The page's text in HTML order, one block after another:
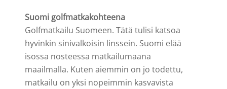
Suomi golfmatkakohteena
Golfmatkailu Suomeen. Tätä tulisi katsoa
hyvinkin sinivalkoisin linssein. Suomi elää
isossa nosteessa matkailumaana
maailmalla. Kuten aiemmin on jo todettu,
matkailu on yksi nopeimmin kasvavista